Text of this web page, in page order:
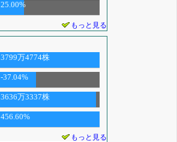
25.00%
もっと見る
3799万4774株
-37.04%
3636万3337株
456.60%
もっと見る